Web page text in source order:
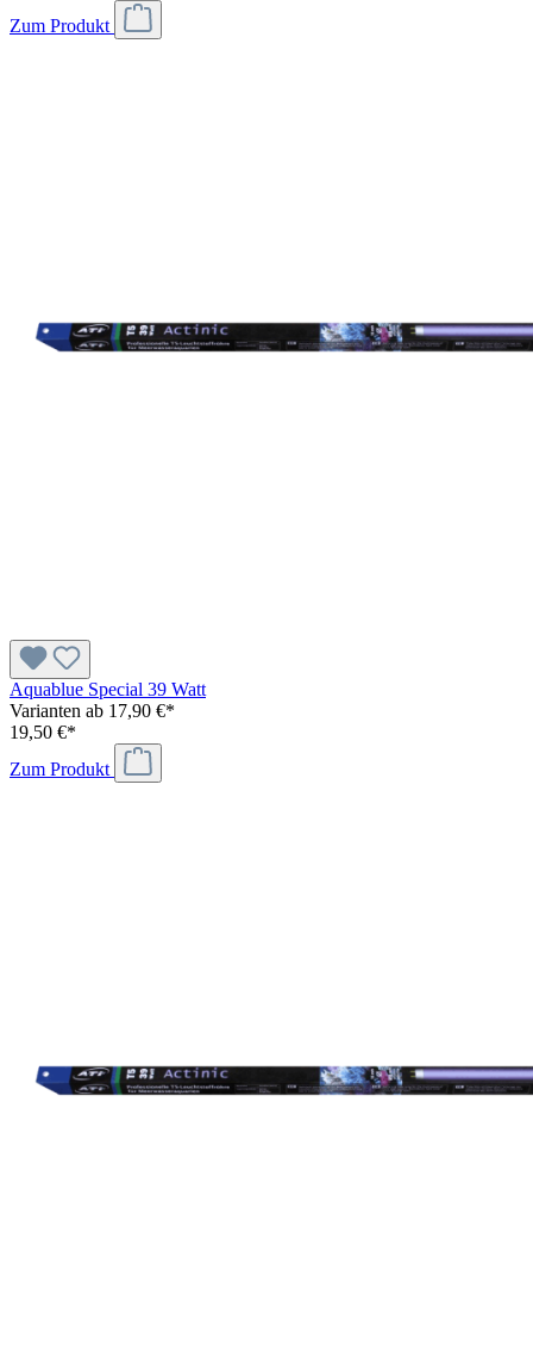
Zum Produkt
Aquablue Special 39 Watt
Varianten ab 17,90 €*
19,50 €*
Zum Produkt